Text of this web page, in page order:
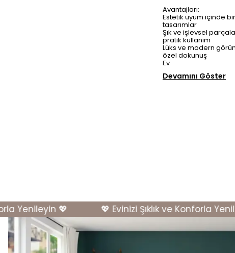
Avantajları:
Estetik uyum içinde
tasarımlar
Şık ve işlevsel
pratik kullanım
Lüks ve modern
özel dokunuş
Ev
Devamını Göster
Yenileyin 💖 💖 Evinizi Şıklık ve Konforla